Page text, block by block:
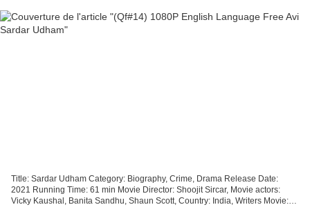
Title: Sardar Udham Category: Biography, Crime, Drama Release Date:
2021 Running Time: 61 min Movie Director: Shoojit Sircar, Movie actors:
Vicky Kaushal, Banita Sandhu, Shaun Scott, Country: India, Writers Movie: